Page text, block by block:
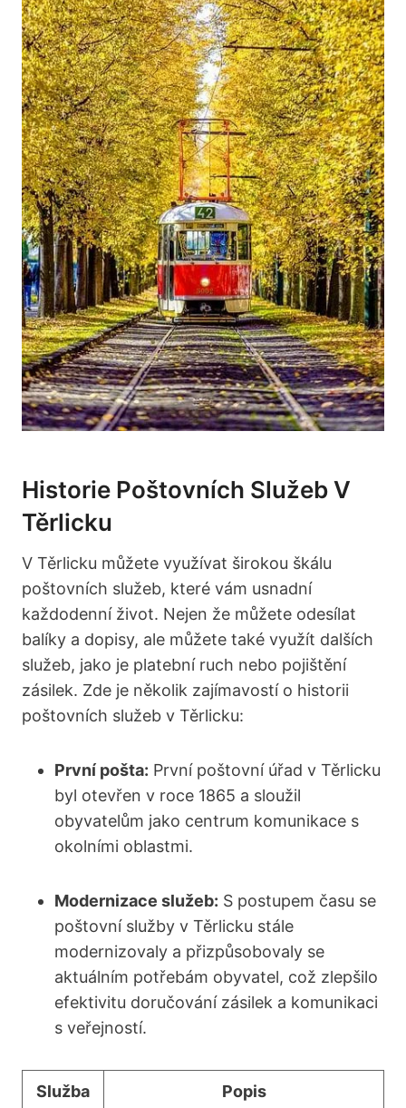
Historie Poštovních‌ Služeb⁤ V⁢
Těrlicku
V Těrlicku můžete využívat⁤ širokou‌ škálu
poštovních služeb, ⁣které vám ⁣usnadní
každodenní⁤ život. Nejen že můžete odesílat⁣
balíky a ⁤dopisy, ​ale můžete⁤ také využít dalších‍
služeb, jako je platební ruch nebo pojištění‍
zásilek. Zde je několik‌ zajímavostí o historii⁢
poštovních ⁣služeb v‌ Těrlicku:
První pošta: První poštovní úřad v Těrlicku
byl otevřen v ⁣roce ⁤1865 a sloužil⁣
obyvatelům jako centrum ⁣komunikace s
okolními oblastmi.
Modernizace služeb: S postupem ⁤času se
⁣poštovní služby ‍v Těrlicku stále
modernizovaly a přizpůsobovaly se
aktuálním potřebám obyvatel, ⁤což zlepšilo
efektivitu doručování zásilek a komunikaci
s ‌veřejností.
Služba Popis